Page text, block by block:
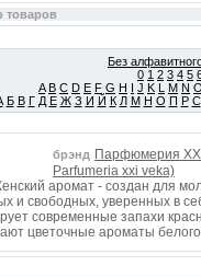
товаров
Без
0 1 2 3 4 5
A B C D E F G H I J K L M N
Б В Г Д Е Ж З И Й К Л М Н О П Р С
брэнд Парфюмерия
Parfumeria xxi veka)
аромат - создан для
и свободных, уверенных в
современные запахи
цветочные ароматы